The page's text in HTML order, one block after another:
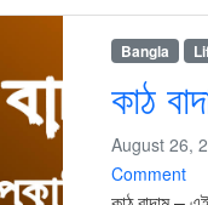
Bangla
কাঠ
August 26,
Comment